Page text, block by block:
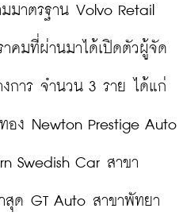
มาตรฐาน Volvo Retail
าคมที่ผ่านมาได้เปิดตัวผู้จัด
งการ จำนวน 3 ราย ได้แก่
อง Newton Prestige Auto
Swedish Car สาขา
ด GT Auto สาขาพัทยา